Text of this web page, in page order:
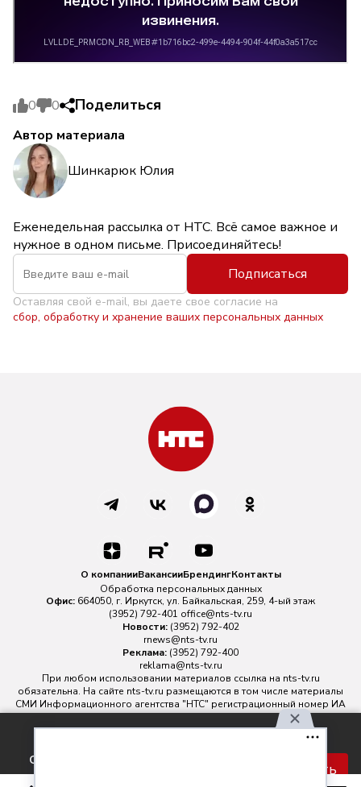
0 0 Поделиться
Автор материала
Шинкарюк Юлия
Еженедельная рассылка от НТС. Всё самое важное и
нужное в одном письме. Присоединяйтесь!
Подписаться
Оставляя свой e-mail, вы даете свое согласие на
сбор, обработку и хранение ваших персональных данных
соглашаетесь с правилами
Принять
О компанииВакансииБрендингКонтакты
Обработка персональных данных
Офис: 664050, г. Иркутск, ул. Байкальская, 259, 4-ый этаж
(3952) 792-401 office@nts-tv.ru
Новости: (3952) 792-402
rnews@nts-tv.ru
Реклама: (3952) 792-400
reklama@nts-tv.ru
При любом использовании материалов ссылка на nts-tv.ru
обязательна. На сайте nts-tv.ru размещаются в том числе материалы
СМИ Информационного агентства "НТС" регистрационный номер ИА
№ ФС 77 - 88763 зарегистрировано Федеральной службой по
надзору в сфере связи, информационных технологий и массовых
Главный редактор ИА "НТС" Иштулкин Евгений Александрович
16+